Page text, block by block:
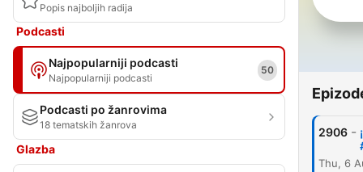
Popis najboljih radija
Podcasti
Najpopularniji podcasti
Najpopularniji podcasti
50
Podcasti po žanrovima
18 tematskih žanrova
Glazba
2906 -
Thu, 6